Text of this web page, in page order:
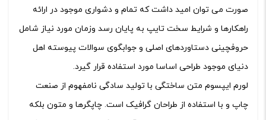
صورت می توان امید داشت که تمام و دشواری موجود در ارائه
راهکارها و شرایط سخت تایپ به پایان رسد وزمان مورد نیاز شامل
حروفچینی دستاوردهای اصلی و جوابگوی سوالات پیوسته اهل
دنیای موجود طراحی اساسا مورد استفاده قرار گیرد.
لورم ایپسوم متن ساختگی با تولید سادگی نامفهوم از صنعت
چاپ و با استفاده از طراحان گرافیک است. چاپگرها و متون بلکه